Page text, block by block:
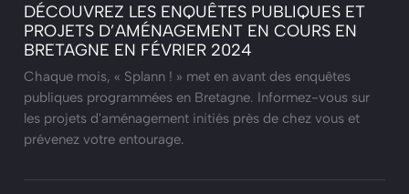
DÉCOUVREZ LES ENQUÊTES PUBLIQUES ET
PROJETS D’AMÉNAGEMENT EN COURS EN
BRETAGNE EN FÉVRIER 2024
Chaque mois, « Splann ! » met en avant des enquêtes
publiques programmées en Bretagne. Informez-vous sur
les projets d'aménagement initiés près de chez vous et
prévenez votre entourage.